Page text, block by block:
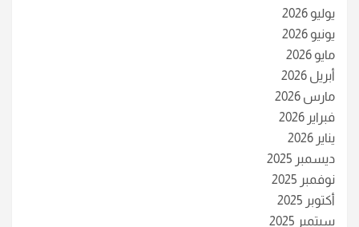
يوليو 2026
يونيو 2026
مايو 2026
أبريل 2026
مارس 2026
فبراير 2026
يناير 2026
ديسمبر 2025
نوفمبر 2025
أكتوبر 2025
سبتمبر 2025